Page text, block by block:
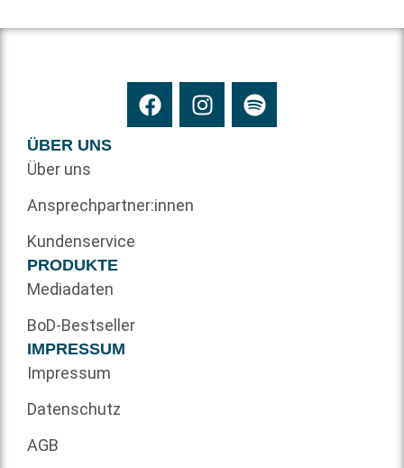
ÜBER UNS
Über uns
Ansprechpartner:innen
Kundenservice
PRODUKTE
Mediadaten
BoD-Bestseller
IMPRESSUM
Impressum
Datenschutz
AGB